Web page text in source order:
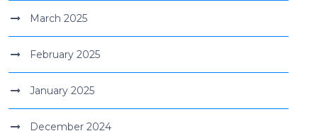
March 2025
February 2025
January 2025
December 2024